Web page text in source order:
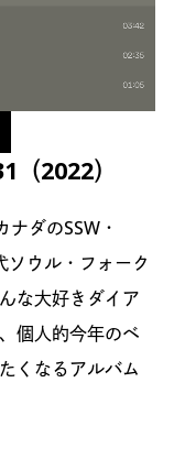
2022）
ダのSSW・
ウル・フォーク
な大好きダイア
個人的今年のベ
くなるアルバム